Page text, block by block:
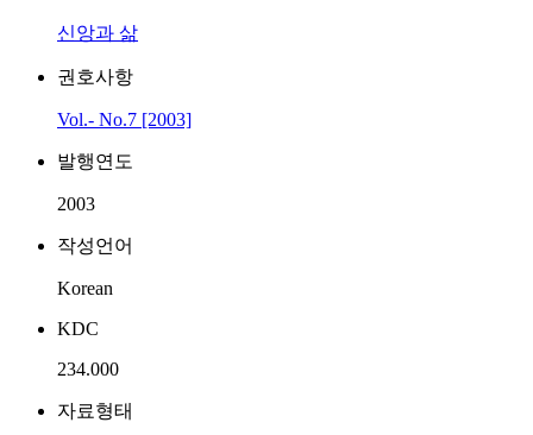
신앙과 삶
권호사항
Vol.- No.7 [2003]
발행연도
2003
작성언어
Korean
KDC
234.000
자료형태